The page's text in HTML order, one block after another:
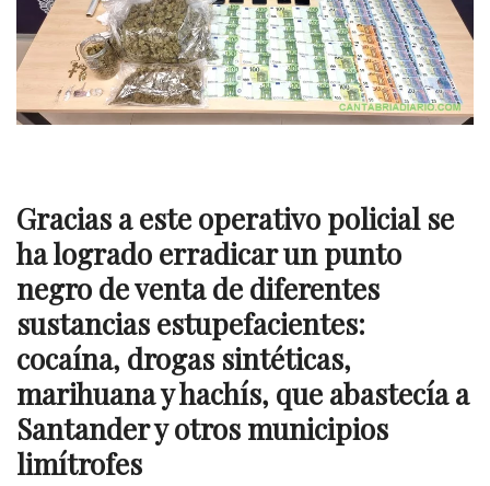
Gracias a este operativo policial se
ha logrado erradicar un punto
negro de venta de diferentes
sustancias estupefacientes:
cocaína, drogas sintéticas,
marihuana y hachís, que abastecía a
Santander y otros municipios
limítrofes